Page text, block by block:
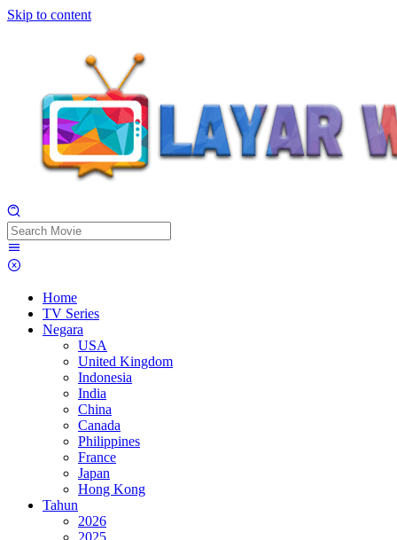
Skip to content
Home
TV Series
Negara
USA
United Kingdom
Indonesia
India
China
Canada
Philippines
France
Japan
Hong Kong
Tahun
2026
2025